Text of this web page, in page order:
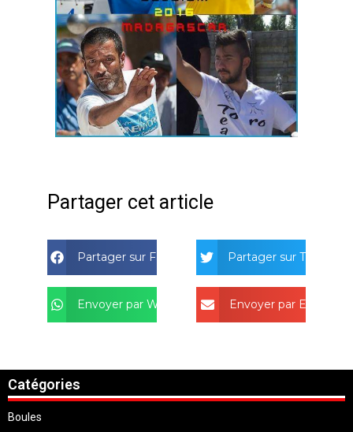
Partager cet article
Partager sur Facebook Partager sur Twitter
Envoyer par Whatsapp Envoyer par Email
Catégories
Boules